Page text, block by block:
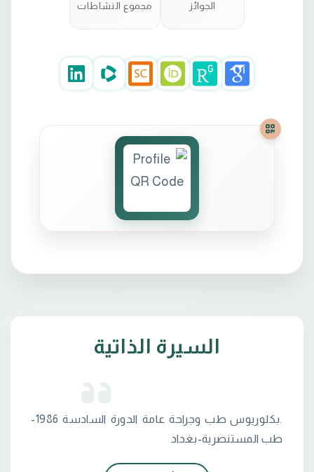
الجوائز مجموع النشاطات
السيرة الذاتية
.بكلوريوس طب وجراحة عامة الدورة السادسة 1986-